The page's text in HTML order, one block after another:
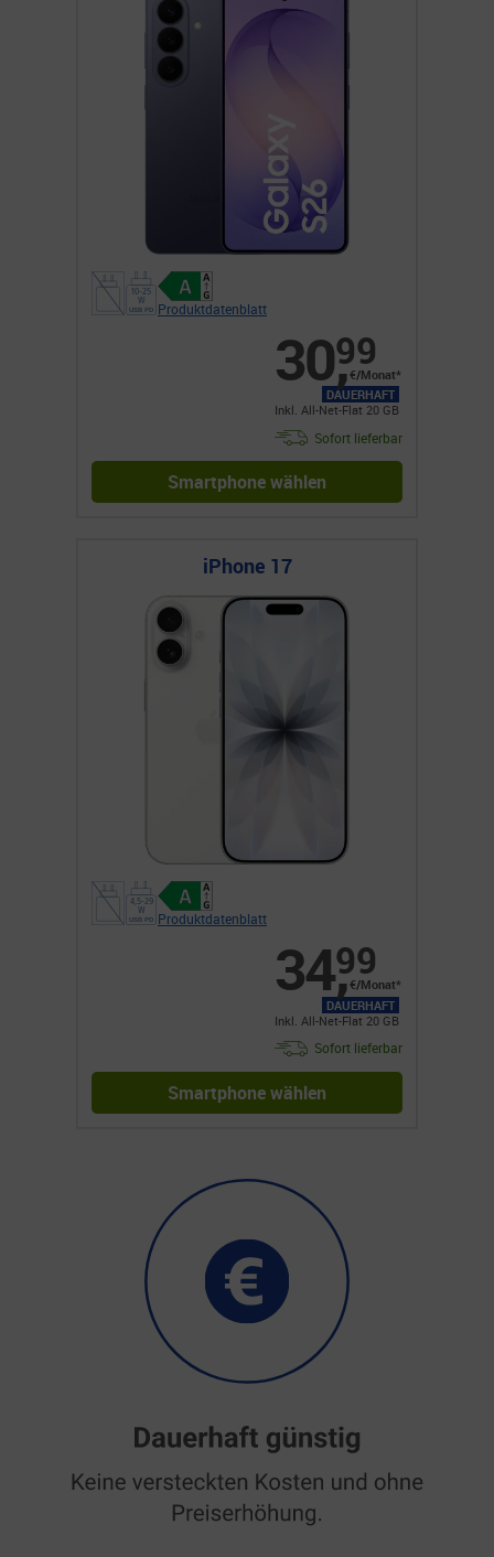
Produktdatenblatt
30,
99
€/Monat*
DAUERHAFT
Inkl. All-Net-Flat 20 GB
Sofort lieferbar
Smartphone wählen
iPhone 17
Produktdatenblatt
34,
99
€/Monat*
DAUERHAFT
Inkl. All-Net-Flat 20 GB
Sofort lieferbar
Smartphone wählen